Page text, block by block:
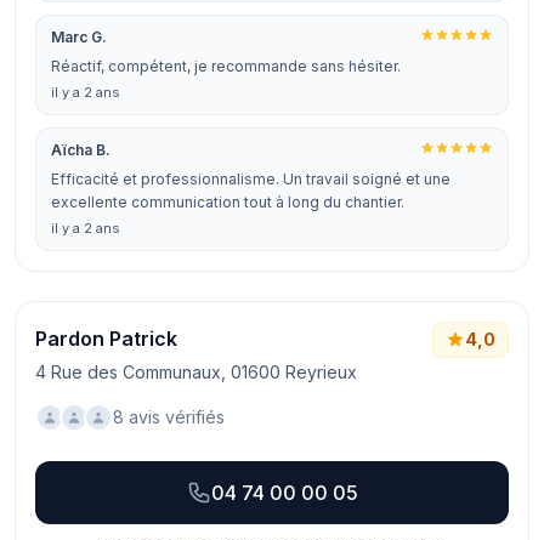
Marc G.
Réactif, compétent, je recommande sans hésiter.
il y a 2 ans
Aïcha B.
Efficacité et professionnalisme. Un travail soigné et une
excellente communication tout à long du chantier.
il y a 2 ans
Pardon Patrick
4 Rue des Communaux, 01600 Reyrieux
4,0
8 avis vérifiés
04 74 00 00 05